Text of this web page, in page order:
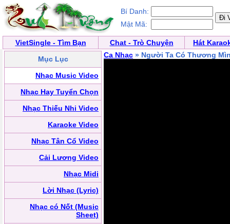
Bí Danh:
Mật Mã:
VietSingle - Tìm Bạn Chat - Trò Chuyện
Hát
Mục Lục
Nhạc Music Video
Nhạc Hay Tuyển Chọn
Nhạc Thiếu Nhi Video
Karaoke Video
Nhạc Tân Cổ Video
Cải Lương Video
Nhạc Midi
Lời Nhạc (Lyric)
Nhạc có Nốt (Music
Sheet)
Ca Nhạc » Người Ta Có Thương